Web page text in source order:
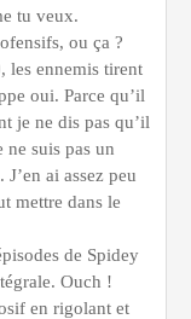
tu veux.
ou ça ?
les ennemis tirent
oui. Parce qu’il
je ne dis pas qu’il
ne suis pas un
ai assez peu
mettre dans le
de Spidey
Ouch !
en rigolant et